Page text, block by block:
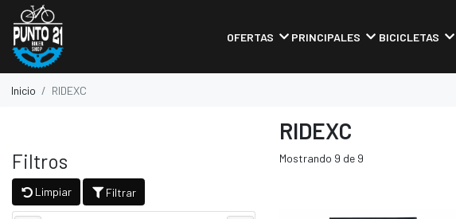
OFERTAS PRINCIPALES BICICLETAS
Inicio RIDEXC
RIDEXC
Filtros
Limpiar Filtrar
Mostrando 9 de 9